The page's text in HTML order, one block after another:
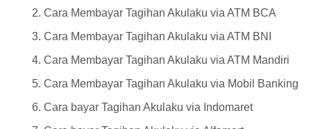
Cara Membayar Tagihan Akulaku via ATM BCA
Cara Membayar Tagihan Akulaku via ATM BNI
Cara Membayar Tagihan Akulaku via ATM Mandiri
Cara Membayar Tagihan Akulaku via Mobil Banking
Cara bayar Tagihan Akulaku via Indomaret